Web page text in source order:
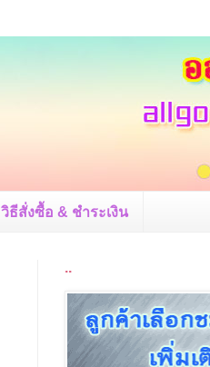
วิธีสั่งซื้อ & ชำระเงิน
..